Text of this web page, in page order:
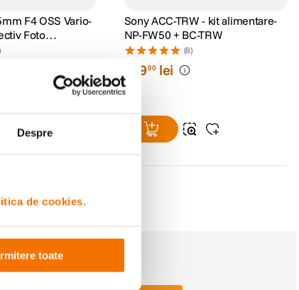
Despre
de cookies.
toate
F4 OSS Vario-
Foto
Sony E
Sony ACC-TRW - kit alimentare-
NP-FW50 + BC-TRW
(8)
41900 lei
si de